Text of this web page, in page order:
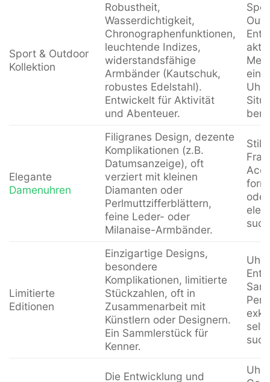
Sport & Outdoor
Kollektion
Robustheit,
Wasserdichtigkeit,
Chronographenfunktionen,
leuchtende Indizes,
widerstandsfähige
Armbänder (Kautschuk,
robustes Edelstahl).
Entwickelt für Aktivität
und Abenteuer.
Uhr
Elegante
Damenuhren
Filigranes Design, dezente
Komplikationen (z.B.
Datumsanzeige), oft
verziert mit kleinen
Diamanten oder
Perlmuttzifferblättern,
feine Leder- oder
Milanaise-Armbänder.
Limitierte
Editionen
Einzigartige Designs,
besondere
Komplikationen, limitierte
Stückzahlen, oft in
Zusammenarbeit mit
Künstlern oder Designern.
Ein Sammlerstück für
Kenner.
Die Entwicklung und